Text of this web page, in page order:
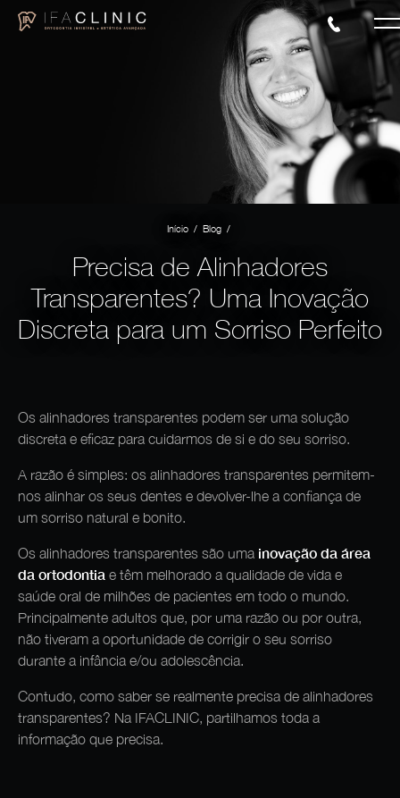
Início / Blog /
Precisa de Alinhadores
Transparentes? Uma Inovação
Discreta para um Sorriso Perfeito
Os alinhadores transparentes podem ser uma solução
discreta e eficaz para cuidarmos de si e do seu sorriso.
A razão é simples: os alinhadores transparentes permitem-
nos alinhar os seus dentes e devolver-lhe a confiança de
um sorriso natural e bonito.
Os alinhadores transparentes são uma inovação da área
da ortodontia e têm melhorado a qualidade de vida e
saúde oral de milhões de pacientes em todo o mundo.
Principalmente adultos que, por uma razão ou por outra,
não tiveram a oportunidade de corrigir o seu sorriso
durante a infância e/ou adolescência.
Contudo, como saber se realmente precisa de alinhadores
transparentes? Na IFACLINIC, partilhamos toda a
informação que precisa.